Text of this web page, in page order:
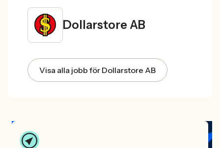
Dollarstore AB
Visa alla jobb för Dollarstore AB